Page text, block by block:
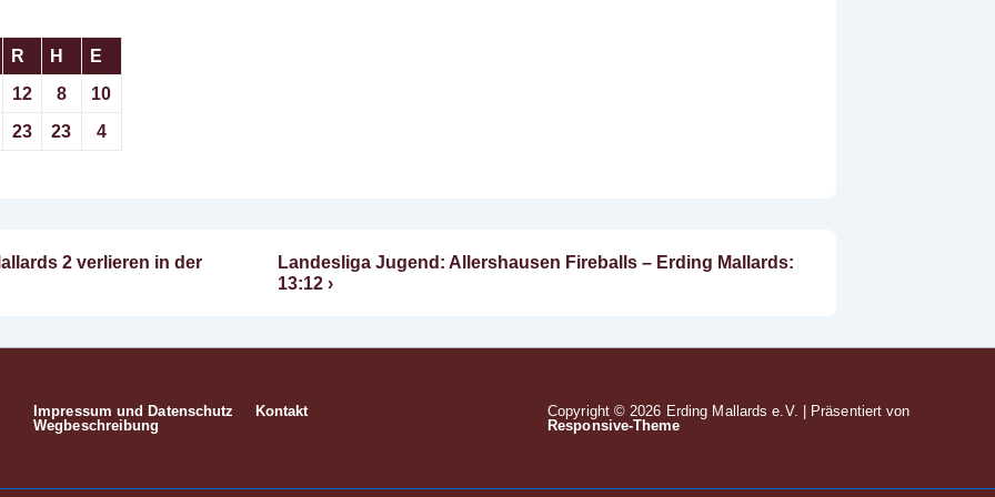
R H
E
12 8
10
23 23 4
2 verlieren in der
Nächster
Beitrag
Landesliga Jugend: Allershausen Fireballs – Erding Mallards:
13:12 ›
Footer-
Impressum und Datenschutz
Kontakt
Wegbeschreibung
Copyright © 2026 Erding Mallards e.V.
| Präsentiert von
Responsive-Theme